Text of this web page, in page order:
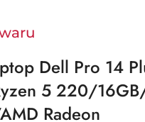
Dell Pro 14
5 220/
Radeon